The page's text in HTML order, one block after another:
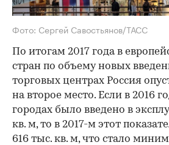
Фото: Сергей Савостьянов/ТАСС
По итогам 2017 года в
стран по объему новых
торговых центрах Россия
на второе место. Если в 2016
городах было введено в
кв. м, то в 2017-м этот
616 тыс. кв. м, что стало